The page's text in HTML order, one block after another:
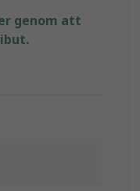
genom att